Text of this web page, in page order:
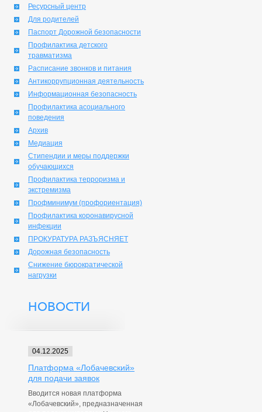
Ресурсный центр
Для родителей
Паспорт Дорожной безопасности
Профилактика детского
травматизма
Расписание звонков и питания
Антикоррупционная деятельность
Информационная безопасность
Профилактика асоциального
поведения
Архив
Медиация
Стипендии и меры поддержки
обучающихся
Профилактика терроризма и
экстремизма
Профминимум (профориентация)
Профилактика коронавирусной
инфекции
ПРОКУРАТУРА РАЗЪЯСНЯЕТ
Дорожная безопасность
Снижение бюрократической
нагрузки
НОВОСТИ
04.12.2025
Платформа «Лобачевский»
для подачи заявок
Вводится новая платформа
«Лобачевский», предназначенная